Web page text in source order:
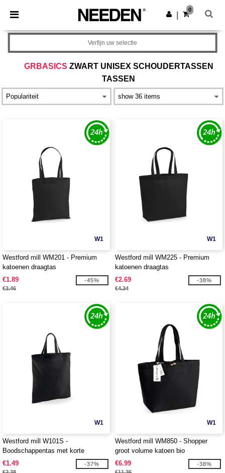
× Needen-app
Betere prijzen in de app!
Download app
0
GRBASICS ZWART UNISEX SCHOUDERTASSEN
TASSEN
Verfijn uw selectie
W1
Westford mill WM201 - Premium
katoenen draagtas
€1.89
€3.46
-45%
W1
Westford mill WM225 - Premium
katoenen draagtas
€2.69
€4.34
-38%
W1
Westford mill W101S -
Boodschappentas met korte
hengsels
€1.49 -37%
W1
Westford mill WM850 - Shopper
groot volume katoen bio
€6.99
-38%